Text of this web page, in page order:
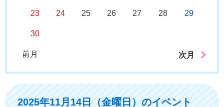
23 24 25 26 27 28 29
30
前月 次月
2025年11月14日（金曜日）のイベント